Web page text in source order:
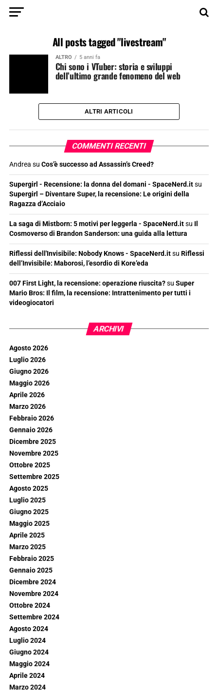
All posts tagged "livestream"
ALTRO 5 anni fa
Chi sono i VTuber: storia e sviluppi
dell’ultimo grande fenomeno del web
ALTRI ARTICOLI
COMMENTI RECENTI
Andrea su Cos’è successo ad Assassin’s Creed?
Supergirl - Recensione: la donna del domani - SpaceNerd.itsu
Supergirl – Diventare Super, la recensione: Le origini della
Ragazza d’Acciaio
La saga di Mistborn: 5 motivi per leggerla - SpaceNerd.itsu Il
Cosmoverso di Brandon Sanderson: una guida alla lettura
Riflessi dell'Invisibile: Nobody Knows - SpaceNerd.itsu Riflessi
dell’Invisibile: Maborosi, l’esordio di Kore’eda
007 First Light, la recensione: operazione riuscita?su Super
Mario Bros: Il film, la recensione: Intrattenimento per tutti i
videogiocatori
ARCHIVI
Agosto 2026
Luglio 2026
Giugno 2026
Maggio 2026
Aprile 2026
Marzo 2026
Febbraio 2026
Gennaio 2026
Dicembre 2025
Novembre 2025
Ottobre 2025
Settembre 2025
Agosto 2025
Luglio 2025
Giugno 2025
Maggio 2025
Aprile 2025
Marzo 2025
Febbraio 2025
Gennaio 2025
Dicembre 2024
Novembre 2024
Ottobre 2024
Settembre 2024
Agosto 2024
Luglio 2024
Giugno 2024
Maggio 2024
Aprile 2024
Marzo 2024